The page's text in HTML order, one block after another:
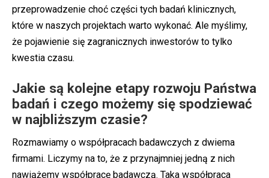
przeprowadzenie choć części tych badań klinicznych,
które w naszych projektach warto wykonać. Ale myślimy,
że pojawienie się zagranicznych inwestorów to tylko
kwestia czasu.
Jakie są kolejne etapy rozwoju Państwa
badań i czego możemy się spodziewać
w najbliższym czasie?
Rozmawiamy o współpracach badawczych z dwiema
firmami. Liczymy na to, że z przynajmniej jedną z nich
nawiążemy współpracę badawczą. Taka współpraca